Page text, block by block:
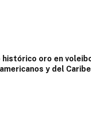
histórico oro en
y del Caribe